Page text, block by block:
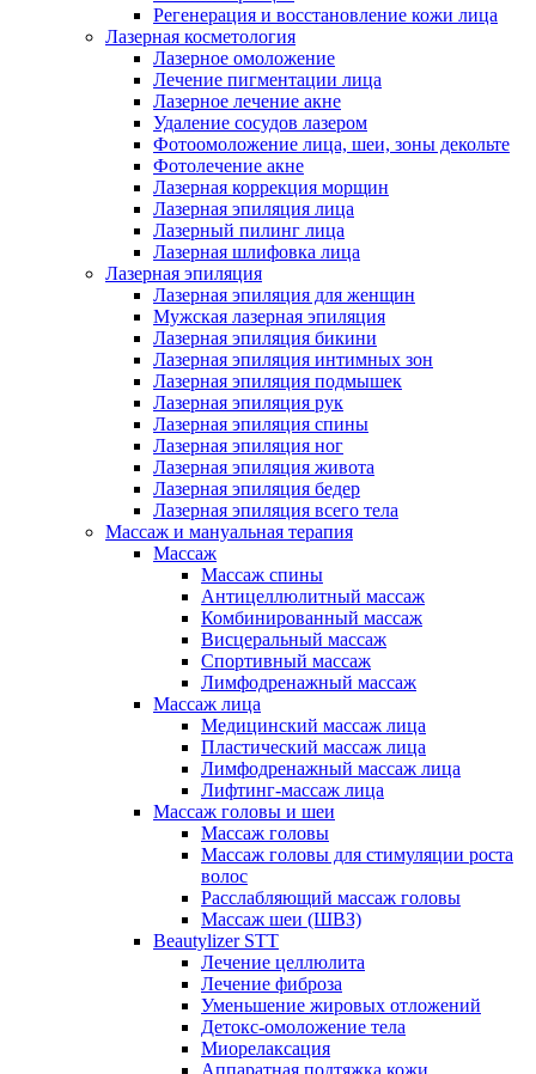
Регенерация и восстановление кожи лица
Лазерная косметология
Лазерное омоложение
Лечение пигментации лица
Лазерное лечение акне
Удаление сосудов лазером
Фотоомоложение лица, шеи, зоны декольте
Фотолечение акне
Лазерная коррекция морщин
Лазерная эпиляция лица
Лазерный пилинг лица
Лазерная шлифовка лица
Лазерная эпиляция
Лазерная эпиляция для женщин
Мужская лазерная эпиляция
Лазерная эпиляция бикини
Лазерная эпиляция интимных зон
Лазерная эпиляция подмышек
Лазерная эпиляция рук
Лазерная эпиляция спины
Лазерная эпиляция ног
Лазерная эпиляция живота
Лазерная эпиляция бедер
Лазерная эпиляция всего тела
Массаж и мануальная терапия
Массаж
Массаж спины
Антицеллюлитный массаж
Комбинированный массаж
Висцеральный массаж
Спортивный массаж
Лимфодренажный массаж
Массаж лица
Медицинский массаж лица
Пластический массаж лица
Лимфодренажный массаж лица
Лифтинг-массаж лица
Массаж головы и шеи
Массаж головы
Массаж головы для стимуляции роста
волос
Расслабляющий массаж головы
Массаж шеи (ШВЗ)
Beautylizer STT
Лечение целлюлита
Лечение фиброза
Уменьшение жировых отложений
Детокс-омоложение тела
Миорелаксация
Аппаратная подтяжка кожи